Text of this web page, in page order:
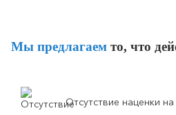
Мы предлагаем то, что
Отсутствие наценки